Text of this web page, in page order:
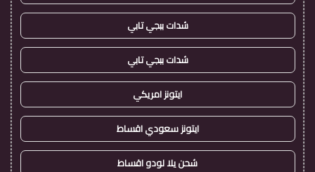
شدات ببجي تابي
شدات ببجي تابي
ايتونز امريكي
ايتونز سعودي اقساط
شحن يلا لودو اقساط